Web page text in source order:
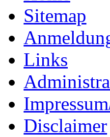
Sitemap
Links
Disclaimer